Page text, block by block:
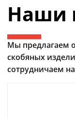
Наши
Мы предлагаем
скобяных
сотрудничаем